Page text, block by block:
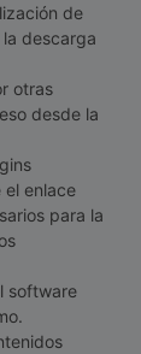
de
descarga
otras
desde la
el enlace
para la
software